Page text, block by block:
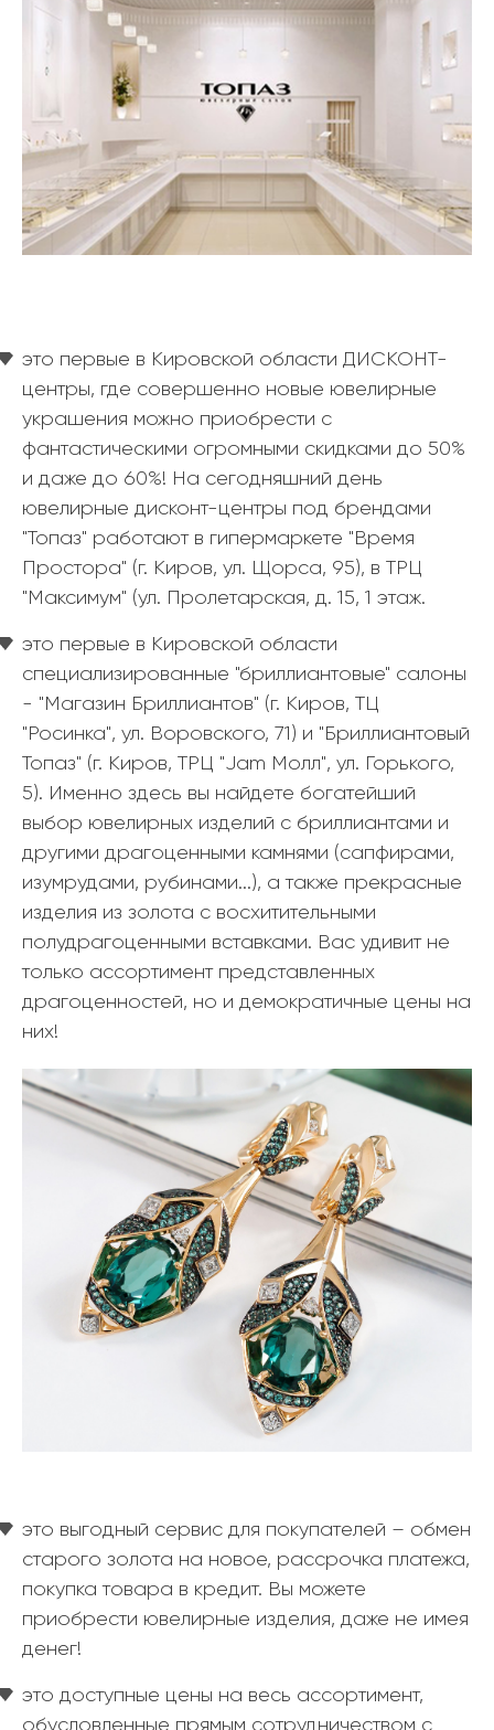
это первые в Кировской области ДИСКОНТ-
центры, где совершенно новые ювелирные
украшения можно приобрести с
фантастическими огромными скидками до 50%
и даже до 60%! На сегодняшний день
ювелирные дисконт-центры под брендами
"Топаз" работают в гипермаркете "Время
Простора" (г. Киров, ул. Щорса, 95), в ТРЦ
"Максимум" (ул. Пролетарская, д. 15, 1 этаж.
это первые в Кировской области
специализированные "бриллиантовые" салоны
- "Магазин Бриллиантов" (г. Киров, ТЦ
"Росинка", ул. Воровского, 71) и "Бриллиантовый
Топаз" (г. Киров, ТРЦ "Jam Молл", ул. Горького,
5). Именно здесь вы найдете богатейший
выбор ювелирных изделий с бриллиантами и
другими драгоценными камнями (сапфирами,
изумрудами, рубинами...), а также прекрасные
изделия из золота с восхитительными
полудрагоценными вставками. Вас удивит не
только ассортимент представленных
драгоценностей, но и демократичные цены на
них!
это выгодный сервис для покупателей – обмен
старого золота на новое, рассрочка платежа,
покупка товара в кредит. Вы можете
приобрести ювелирные изделия, даже не имея
денег!
это доступные цены на весь ассортимент,
обусловленные прямым сотрудничеством с